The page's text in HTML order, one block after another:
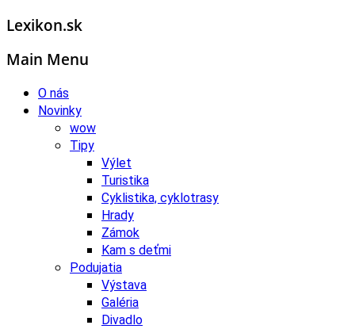
Lexikon.sk
Main Menu
O nás
Novinky
wow
Tipy
Výlet
Turistika
Cyklistika, cyklotrasy
Hrady
Zámok
Kam s deťmi
Podujatia
Výstava
Galéria
Divadlo